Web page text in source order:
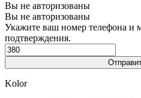
Вы не авторизованы
Вы не авторизованы
Укажите ваш номер телефона и
подтверждения.
Kolor